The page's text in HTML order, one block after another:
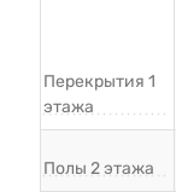
Перекрытия 1
этажа
Полы 2 этажа